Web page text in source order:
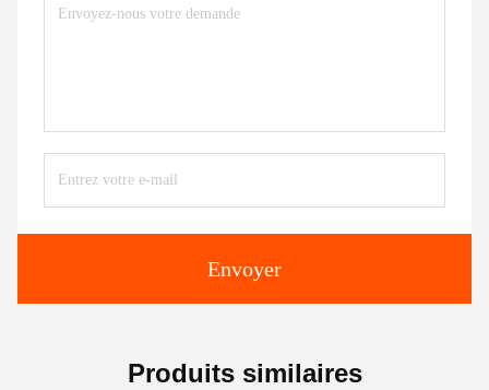
Envoyer
Produits similaires